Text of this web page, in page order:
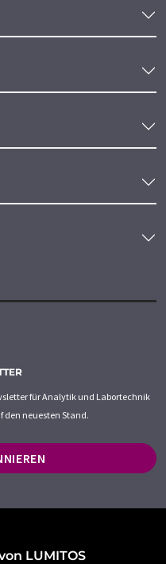
für Analytik und Labortechnik
den neuesten Stand.
LUMITOS